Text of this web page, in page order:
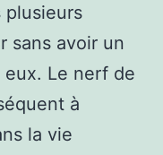
plusieurs
sans avoir un
Le nerf de
à
la vie